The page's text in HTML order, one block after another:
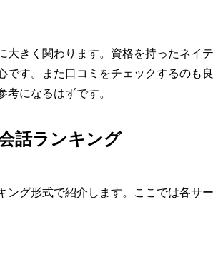
きく関わります。資格を持ったネイ
す。また口コミをチェックするのも
になるはずです。
話ランキング
ング形式で紹介します。ここでは各サ